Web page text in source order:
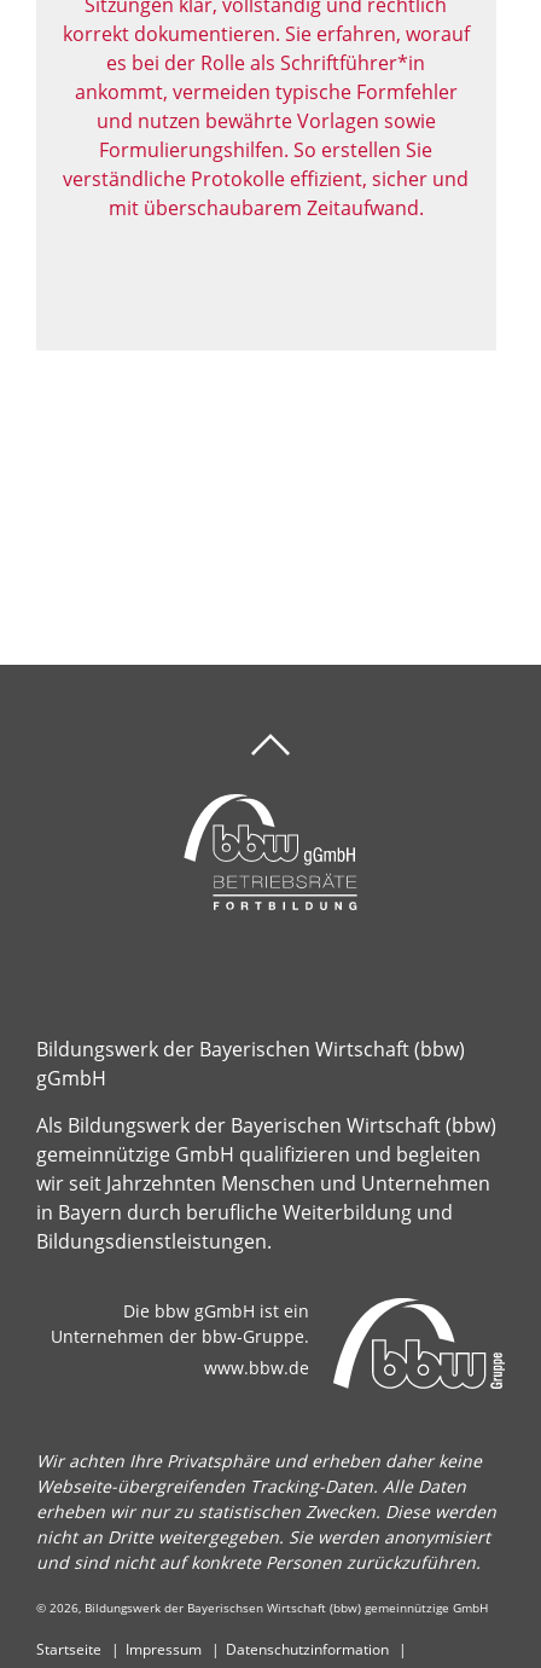
korrekt dokumentieren. Sie erfahren, worauf
es bei der Rolle als Schriftführer*in
ankommt, vermeiden typische Formfehler
und nutzen bewährte Vorlagen sowie
Formulierungshilfen. So erstellen Sie
verständliche Protokolle effizient, sicher und
mit überschaubarem Zeitaufwand.
Bildungswerk der Bayerischen Wirtschaft (bbw)
gGmbH
Als Bildungswerk der Bayerischen Wirtschaft (bbw)
gemeinnützige GmbH qualifizieren und begleiten
wir seit Jahrzehnten Menschen und Unternehmen
in Bayern durch berufliche Weiterbildung und
Bildungsdienstleistungen.
Die bbw gGmbH ist ein
Unternehmen der bbw-Gruppe.
www.bbw.de
Wir achten Ihre Privatsphäre und erheben daher keine
Webseite-übergreifenden Tracking-Daten. Alle Daten
erheben wir nur zu statistischen Zwecken. Diese werden
nicht an Dritte weitergegeben. Sie werden anonymisiert
und sind nicht auf konkrete Personen zurückzuführen.
© 2026, Bildungswerk der Bayerischsen Wirtschaft (bbw) gemeinnützige GmbH
Startseite Impressum Datenschutzinformation